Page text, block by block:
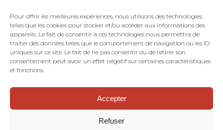
Pour offrir les meilleures expériences, nous utilisons des technologies
telles que les cookies pour stocker et/ou accéder aux informations des
appareils. Le fait de consentir à ces technologies nous permettra de
traiter des données telles que le comportement de navigation ou les ID
uniques sur ce site. Le fait de ne pas consentir ou de retirer son
consentement peut avoir un effet négatif sur certaines caractéristiques
et fonctions.
Accepter
Refuser
©TOURRIOL.COM - En Français dans le Texte :
blog de scénariste BD, comics, mangas.